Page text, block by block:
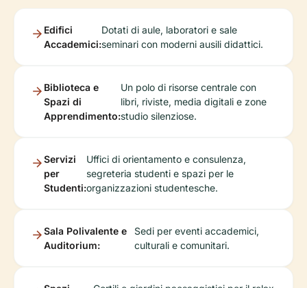
Edifici
Accademici:
Dotati di aule, laboratori e sale
seminari con moderni ausili didattici.
Biblioteca e
Spazi di
Apprendimento:
Un polo di risorse centrale con
libri, riviste, media digitali e zone
studio silenziose.
Servizi
per
Studenti:
Uffici di orientamento e consulenza,
segreteria studenti e spazi per le
organizzazioni studentesche.
Sala Polivalente e
Auditorium:
Sedi per eventi accademici,
culturali e comunitari.